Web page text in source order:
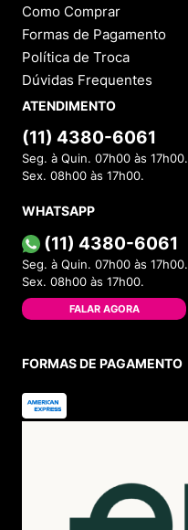
Como Comprar
Formas de Pagamento
Política de Troca
Dúvidas Frequentes
ATENDIMENTO
(11) 4380-6061
Seg. à Quin. 07h00 às 17h00.
Sex. 08h00 às 17h00.
WHATSAPP
(11) 4380-6061
Seg. à Quin. 07h00 às 17h00.
Sex. 08h00 às 17h00.
FALAR AGORA
FORMAS DE PAGAMENTO